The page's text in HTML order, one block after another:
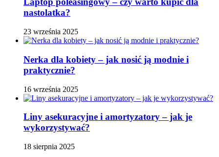
nastolatka?
23 września 2025
Nerka dla kobiety – jak nosić ją modnie i
praktycznie?
16 września 2025
Liny asekuracyjne i amortyzatory – jak je
wykorzystywać?
18 sierpnia 2025